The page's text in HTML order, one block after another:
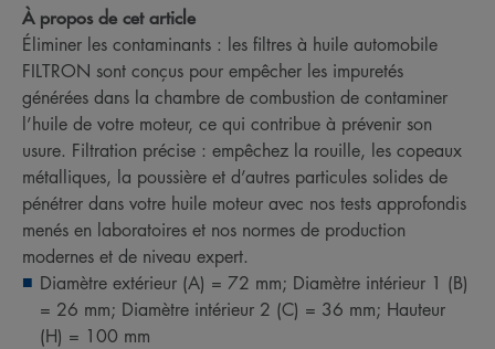
À propos de cet article
Éliminer les contaminants : les filtres à huile automobile
FILTRON sont conçus pour empêcher les impuretés
générées dans la chambre de combustion de contaminer
l’huile de votre moteur, ce qui contribue à prévenir son
usure. Filtration précise : empêchez la rouille, les copeaux
métalliques, la poussière et d’autres particules solides de
pénétrer dans votre huile moteur avec nos tests approfondis
menés en laboratoires et nos normes de production
modernes et de niveau expert.
Diamètre extérieur (A) = 72 mm; Diamètre intérieur 1 (B)
= 26 mm; Diamètre intérieur 2 (C) = 36 mm; Hauteur
(H) = 100 mm